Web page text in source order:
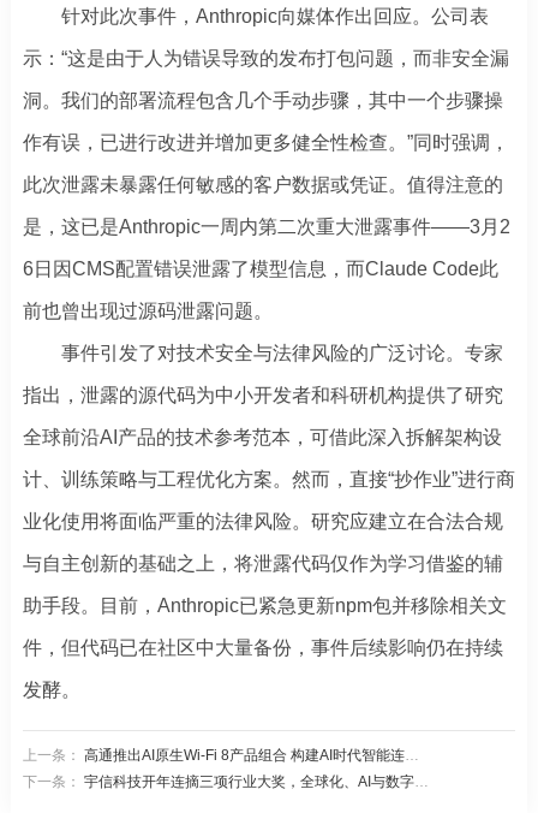
针对此次事件，Anthropic向媒体作出回应。公司表
示：“这是由于人为错误导致的发布打包问题，而非安全漏
洞。我们的部署流程包含几个手动步骤，其中一个步骤操
作有误，已进行改进并增加更多健全性检查。”同时强调，
此次泄露未暴露任何敏感的客户数据或凭证。值得注意的
是，这已是Anthropic一周内第二次重大泄露事件——3月2
6日因CMS配置错误泄露了模型信息，而Claude Code此
前也曾出现过源码泄露问题。
事件引发了对技术安全与法律风险的广泛讨论。专家
指出，泄露的源代码为中小开发者和科研机构提供了研究
全球前沿AI产品的技术参考范本，可借此深入拆解架构设
计、训练策略与工程优化方案。然而，直接“抄作业”进行商
业化使用将面临严重的法律风险。研究应建立在合法合规
与自主创新的基础之上，将泄露代码仅作为学习借鉴的辅
助手段。目前，Anthropic已紧急更新npm包并移除相关文
件，但代码已在社区中大量备份，事件后续影响仍在持续
发酵。
上一条： 高通推出AI原生Wi-Fi 8产品组合 构建AI时代智能连接新底座
下一条： 宇信科技开年连摘三项行业大奖，全球化、AI与数字金融实力获认可